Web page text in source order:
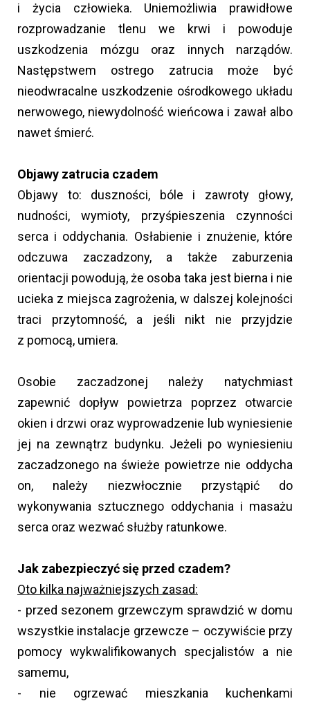
i życia człowieka. Uniemożliwia prawidłowe
rozprowadzanie tlenu we krwi i powoduje
uszkodzenia mózgu oraz innych narządów.
Następstwem ostrego zatrucia może być
nieodwracalne uszkodzenie ośrodkowego układu
nerwowego, niewydolność wieńcowa i zawał albo
nawet śmierć.
Objawy zatrucia czadem
Objawy to: duszności, bóle i zawroty głowy,
nudności, wymioty, przyśpieszenia czynności
serca i oddychania. Osłabienie i znużenie, które
odczuwa zaczadzony, a także zaburzenia
orientacji powodują, że osoba taka jest bierna i nie
ucieka z miejsca zagrożenia, w dalszej kolejności
traci przytomność, a jeśli nikt nie przyjdzie
z pomocą, umiera.
Osobie zaczadzonej należy natychmiast
zapewnić dopływ powietrza poprzez otwarcie
okien i drzwi oraz wyprowadzenie lub wyniesienie
jej na zewnątrz budynku. Jeżeli po wyniesieniu
zaczadzonego na świeże powietrze nie oddycha
on, należy niezwłocznie przystąpić do
wykonywania sztucznego oddychania i masażu
serca oraz wezwać służby ratunkowe.
Jak zabezpieczyć się przed czadem?
Oto kilka najważniejszych zasad:
- przed sezonem grzewczym sprawdzić w domu
wszystkie instalacje grzewcze – oczywiście przy
pomocy wykwalifikowanych specjalistów a nie
samemu,
- nie ogrzewać mieszkania kuchenkami